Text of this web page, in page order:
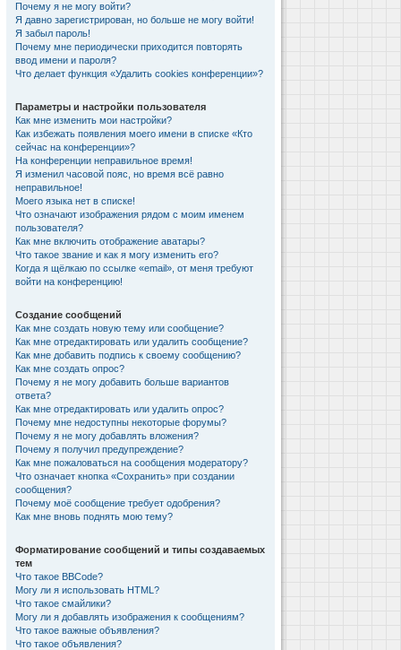
Почему я не могу войти?
Я давно зарегистрирован, но больше не могу войти!
Я забыл пароль!
Почему мне периодически приходится повторять
ввод имени и пароля?
Что делает функция «Удалить cookies конференции»?
Параметры и настройки пользователя
Как мне изменить мои настройки?
Как избежать появления моего имени в списке «Кто
сейчас на конференции»?
На конференции неправильное время!
Я изменил часовой пояс, но время всё равно
неправильное!
Моего языка нет в списке!
Что означают изображения рядом с моим именем
пользователя?
Как мне включить отображение аватары?
Что такое звание и как я могу изменить его?
Когда я щёлкаю по ссылке «email», от меня требуют
войти на конференцию!
Создание сообщений
Как мне создать новую тему или сообщение?
Как мне отредактировать или удалить сообщение?
Как мне добавить подпись к своему сообщению?
Как мне создать опрос?
Почему я не могу добавить больше вариантов
ответа?
Как мне отредактировать или удалить опрос?
Почему мне недоступны некоторые форумы?
Почему я не могу добавлять вложения?
Почему я получил предупреждение?
Как мне пожаловаться на сообщения модератору?
Что означает кнопка «Сохранить» при создании
сообщения?
Почему моё сообщение требует одобрения?
Как мне вновь поднять мою тему?
Форматирование сообщений и типы создаваемых
тем
Что такое BBCode?
Могу ли я использовать HTML?
Что такое смайлики?
Могу ли я добавлять изображения к сообщениям?
Что такое важные объявления?
Что такое объявления?